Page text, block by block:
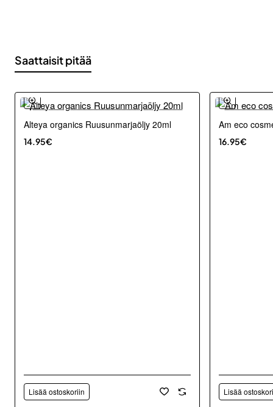
Saattaisit pitää
Alteya organics Ruusunmarjaöljy 20ml
14.95€
Lisää ostoskoriin
Am eco
16.95€
Lisää